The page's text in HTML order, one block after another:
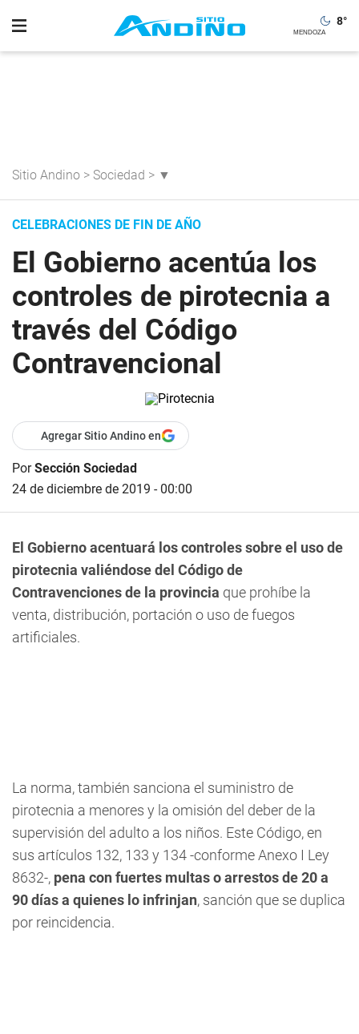
8°
Sitio Andino > Sociedad > ▼
CELEBRACIONES DE FIN DE AÑO
El Gobierno acentúa los
controles de pirotecnia a
través del Código
Contravencional
Agregar Sitio Andino en
PorSección Sociedad
24 de diciembre de 2019 - 00:00
El Gobierno acentuará los controles sobre el uso de
pirotecnia valiéndose del Código de
Contravenciones de la provincia que prohíbe la
venta, distribución, portación o uso de fuegos
artificiales.
La norma, también sanciona el suministro de
pirotecnia a menores y la omisión del deber de la
supervisión del adulto a los niños. Este Código, en
sus artículos 132, 133 y 134 -conforme Anexo I Ley
8632-, pena con fuertes multas o arrestos de 20 a
90 días a quienes lo infrinjan, sanción que se duplica
por reincidencia.